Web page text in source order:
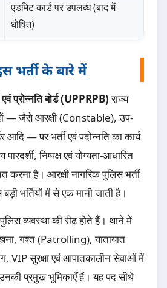
एडमिट कार्ड पर उपलब्ध (बाद में
घोषित)
भर्ती के बारे में
प्रोन्नति बोर्ड (UPPRPB)राज्य
— जैसे आरक्षी (Constable), उप-
आदि — पर भर्ती एवं पदोन्नति का कार्य
निष्पक्ष एवं योग्यता-आधारित
करना है। आरक्षी नागरिक पुलिस भर्ती
भर्तियों में से एक मानी जाती है।
व्यवस्था की रीढ़ होते हैं। थाने में
गश्त (Patrolling), यातायात
VIP सुरक्षा एवं आपातकालीन सेवाओं में
प्रमुख भूमिकाएँ हैं। यह पद सीधे